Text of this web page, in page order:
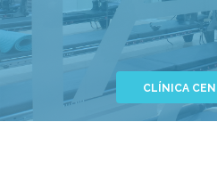
CLÍNICA